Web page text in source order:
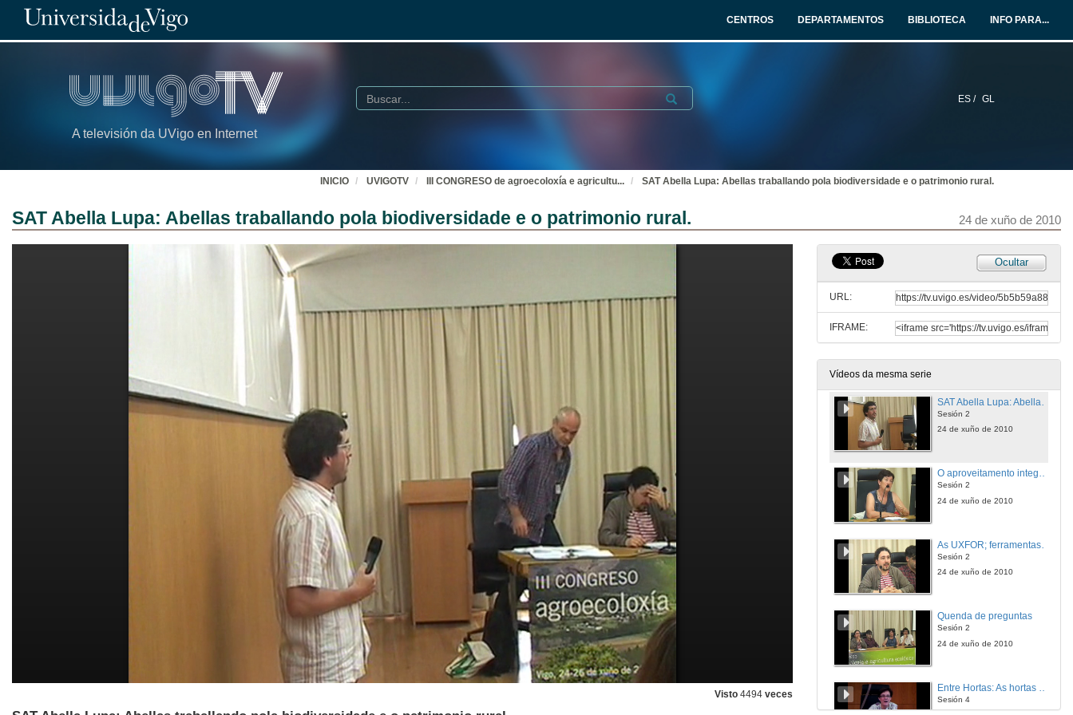
CENTROS DEPARTAMENTOS BIBLIOTECA INFO PARA...
A televisión da UVigo en Internet
ES / GL
Buscar Submit
INICIO UVIGOTV III CONGRESO de agroecoloxía e agricultu... SAT Abella Lupa: Abellas traballando pola biodiversidade e o patrimonio rural.
SAT Abella Lupa: Abellas traballando pola biodiversidade e o patrimonio rural. 24 de xuño de 2010
Visto 4494 veces
Ocultar
URL:
IFRAME:
Vídeos da mesma serie
Incorporando a soberanía alimentaria á agroecoloxía. Quenda de preguntas
24 de xuño de 2010
Produción de carne de poldro nun sistema de monte en Galicia
Quenda de preguntas
Sesión 1
24 de xuño de 2010
Sesión 2
24 de xuño de 2010
O aproveitamento integral do monte: unha perspectiva de xénero e multifuncional. O caso de Santa María de Arcos (Chantada).
Sesión 2
24 de xuño de 2010
Sesión 2
24 de xuño de 2010
Quenda de preguntas
Sesión 2
24 de xuño de 2010
Sesión 4